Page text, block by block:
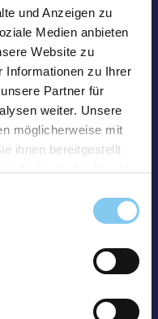
und Anzeigen zu
Medien anbieten
Website zu
Informationen zu Ihrer
Partner für
weiter. Unsere
möglicherweise mit
ihnen bereitgestellt